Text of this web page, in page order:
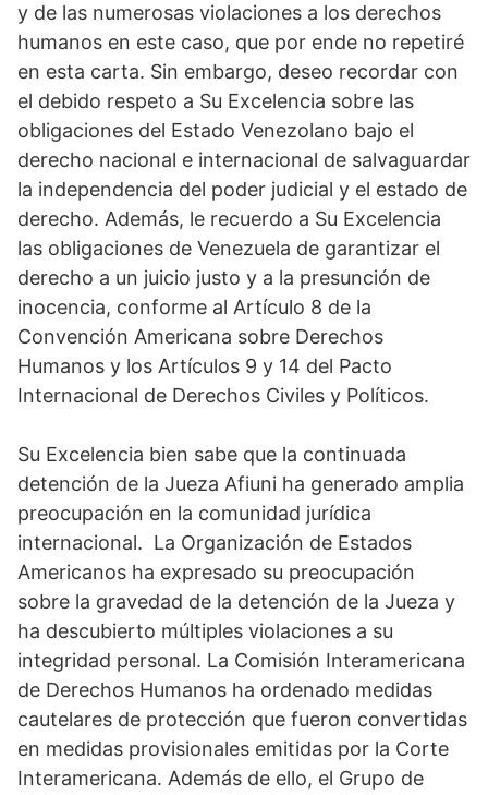
y de las numerosas violaciones a los derechos
humanos en este caso, que por ende no repetiré
en esta carta. Sin embargo, deseo recordar con
el debido respeto a Su Excelencia sobre las
obligaciones del Estado Venezolano bajo el
derecho nacional e internacional de salvaguardar
la independencia del poder judicial y el estado de
derecho. Además, le recuerdo a Su Excelencia
las obligaciones de Venezuela de garantizar el
derecho a un juicio justo y a la presunción de
inocencia, conforme al Artículo 8 de la
Convención Americana sobre Derechos
Humanos y los Artículos 9 y 14 del Pacto
Internacional de Derechos Civiles y Políticos.
Su Excelencia bien sabe que la continuada
detención de la Jueza Afiuni ha generado amplia
preocupación en la comunidad jurídica
internacional. La Organización de Estados
Americanos ha expresado su preocupación
sobre la gravedad de la detención de la Jueza y
ha descubierto múltiples violaciones a su
integridad personal. La Comisión Interamericana
de Derechos Humanos ha ordenado medidas
cautelares de protección que fueron convertidas
en medidas provisionales emitidas por la Corte
Interamericana. Además de ello, el Grupo de